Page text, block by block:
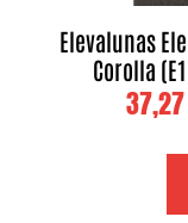
Elevalunas
Corolla
37,27